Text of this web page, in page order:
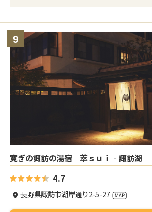
9
寛ぎの諏訪の湯宿 萃ｓｕｉ‐諏訪湖
4.7
長野県諏訪市湖岸通り2-5-27